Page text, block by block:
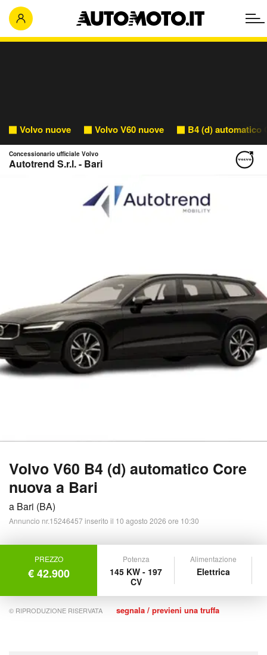
Volvo nuove Volvo V60 nuove B4 (d) automatico
Volvo V60 B4 (d) automatico Core
nuova a Bari
a Bari (BA)
Annuncio nr.15246457 inserito il 10 agosto 2026 ore 10:30
Concessionario ufficiale Volvo
Autotrend S.r.l. - Bari
PREZZO
€ 42.900
Potenza
145 KW - 197
CV
Alimentazione
Elettrica
© RIPRODUZIONE RISERVATA segnala / previeni una truffa